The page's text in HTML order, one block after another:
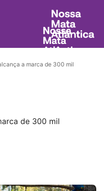
a marca de 300 mil
de 300 mil